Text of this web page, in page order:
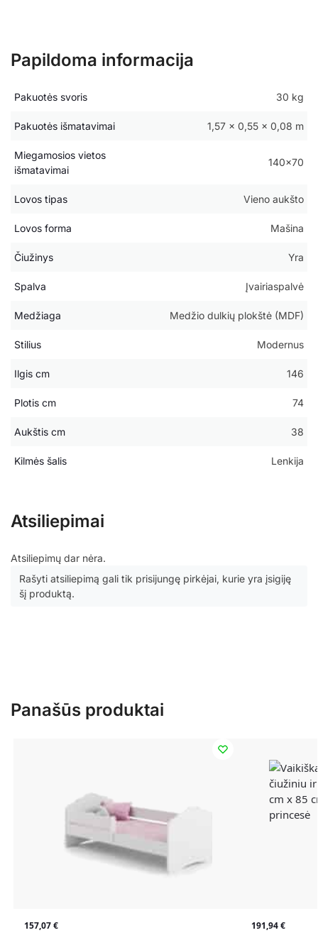
Papildoma informacija
Pakuotės svoris 30 kg
Pakuotės išmatavimai 1,57 × 0,55 × 0,08 m
Miegamosios vietos
išmatavimai
140×70
Lovos tipas Vieno aukšto
Lovos forma Mašina
Čiužinys Yra
Spalva Įvairiaspalvė
Medžiaga Medžio dulkių plokštė (MDF)
Stilius Modernus
Ilgis cm 146
Plotis cm 74
Aukštis cm 38
Kilmės šalis Lenkija
Atsiliepimai
Atsiliepimų dar nėra.
Rašyti atsiliepimą gali tik prisijungę pirkėjai, kurie yra įsigiję
šį produktą.
Panašūs produktai
157,07€ 191,94€